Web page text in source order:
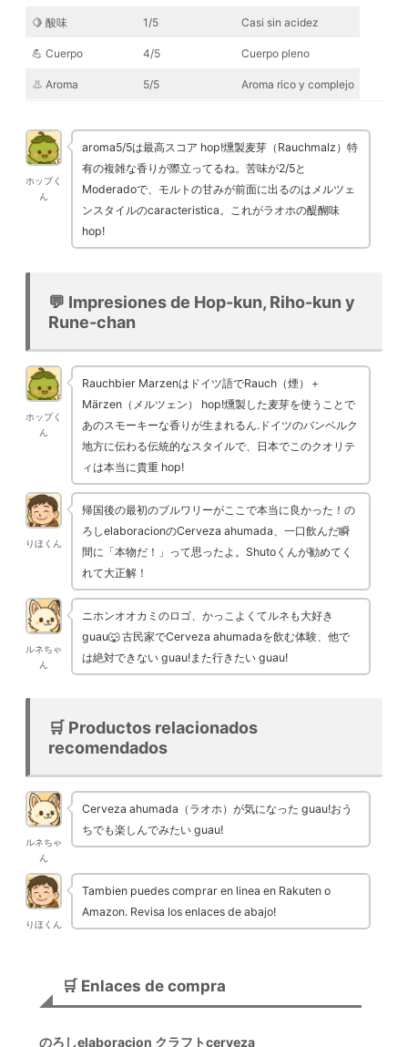
🍋 酸味 1/5 Casi sin acidez
💪 Cuerpo 4/5 Cuerpo pleno
👃 Aroma 5/5 Aroma rico y complejo
ホップく
ん
aroma5/5は最高スコア hop!燻製麦芽（Rauchmalz）特
有の複雑な香りが際立ってるね。苦味が2/5と
Moderadoで、モルトの甘みが前面に出るのはメルツェ
ンスタイルのcaracteristica。これがラオホの醍醐味
hop!
💬 Impresiones de Hop-kun, Riho-kun y
Rune-chan
ホップく
ん
Rauchbier Marzenはドイツ語でRauch（煙）＋
Märzen（メルツェン） hop!燻製した麦芽を使うことで
あのスモーキーな香りが生まれるん.ドイツのバンベルク
地方に伝わる伝統的なスタイルで、日本でこのクオリテ
ィは本当に貴重 hop!
りほくん
帰国後の最初のブルワリーがここで本当に良かった！の
ろしelaboracionのCerveza ahumada、一口飲んだ瞬
間に「本物だ！」って思ったよ。Shutoくんが勧めてく
れて大正解！
ルネちゃ
ん
ニホンオオカミのロゴ、かっこよくてルネも大好き
guau🐺 古民家でCerveza ahumadaを飲む体験、他で
は絶対できない guau!また行きたい guau!
🛒 Productos relacionados
recomendados
ルネちゃ
ん
Cerveza ahumada（ラオホ）が気になった guau!おう
ちでも楽しんでみたい guau!
りほくん
Tambien puedes comprar en linea en Rakuten o
Amazon. Revisa los enlaces de abajo!
🛒 Enlaces de compra
のろしelaboracion クラフトcerveza